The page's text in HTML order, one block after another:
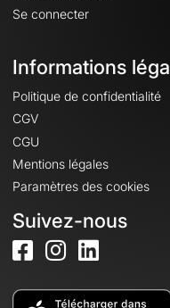
Se connecter
Informations
Politique de confidentialité
CGV
CGU
Mentions légales
Paramètres des cookies
Suivez-nous